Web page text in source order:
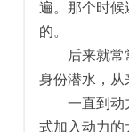
遍。那个时
的。
后来就常
身份潜水，从
一直到动
式加入动力的